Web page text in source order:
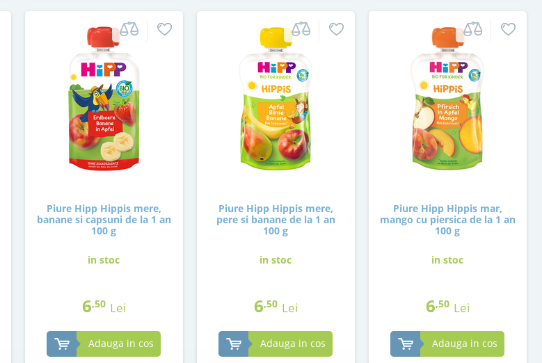
Piure Hipp Hippis mere,
banane si capsuni de la 1 an
100 g
in stoc
6,50 Lei
Adauga in cos
Piure Hipp Hippis mere,
pere si banane de la 1 an
100 g
in stoc
6,50 Lei
Adauga in cos
Piure Hipp Hippis mar,
mango cu piersica de la 1 an
100 g
in stoc
6,50 Lei
Adauga in cos